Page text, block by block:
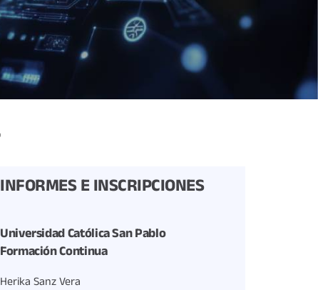
INFORMES E INSCRIPCIONES
Universidad Católica San Pablo
Formación Continua
Herika Sanz Vera